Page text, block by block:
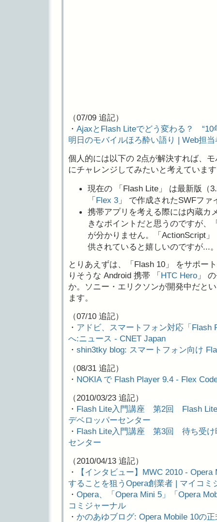
（07/09 追記）
・ AjaxとFlash Liteでどう変わる？ “10
明日のモバイルほろ酔い語り | Web担
個人的には以下の 2点が解決すれば、
にチャレンジしてみたいと考えていま
現在の 「Flash Lite」 は最新版（
「 Flex 3 」 で作成されたSWFフ
携帯アプリを考える際には内蔵カ
きなポイントだと思うのですが、
が分かりません。「ActionScript
供されていると嬉しいのですが...
とりあえずは、「Flash 10」 をサポー
りそうな Android 携帯 「HTC Hero 」
か。ソニー・エリクソンが開発中だと
ます。
（07/10 追記）
・ アドビ、スマートフォン対応「Flash
へ:ニュース - CNET Japan
・ shin3tky blog: スマートフォン向け
（08/31 追記）
・ NOKIA で Flash Player 9.4 - Flex
（2010/03/23 追記）
・ Flash Lite入門講座 第2回 Flash Lite
デベロッパーセンター
・ Flash Lite入門講座 第3回 待ち受け
センター
（2010/04/13 追記）
・
【インタビュー】MWC 2010 -
することを狙うOpera創業者 | マイコミ
・ Opera、「Opera Mini 5」「Opera
コミジャーナル
・ かのあゆブログ: Opera Mobile 10の